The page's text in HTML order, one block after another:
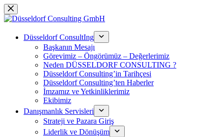
Saltar
al
Düsseldorf ConsultIng
Başkanın Mesajı
Görevimiz – Öngörümüz – Değerlerimiz
Neden DÜSSELDORF CONSULTING ?
Düsseldorf Consulting’in Tarihçesi
Düsseldorf Consulting’ten Haberler
İmzamız ve Yetkinliklerimiz
Ekibimiz
Danışmanlık Servisleri
Strateji ve Pazara Giriş
Liderlik ve Dönüşüm